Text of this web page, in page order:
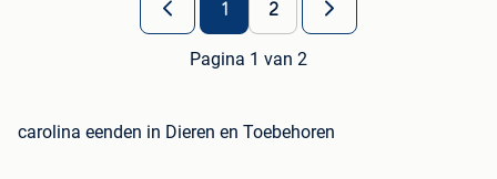
1 2
Pagina 1 van 2
carolina eenden in Dieren en Toebehoren